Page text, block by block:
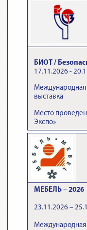
БИОТ /
17.11.2026 -
Международная
выставка
Место
Экспо»
МЕБЕЛЬ – 2026
23.11.2026 –
Международная